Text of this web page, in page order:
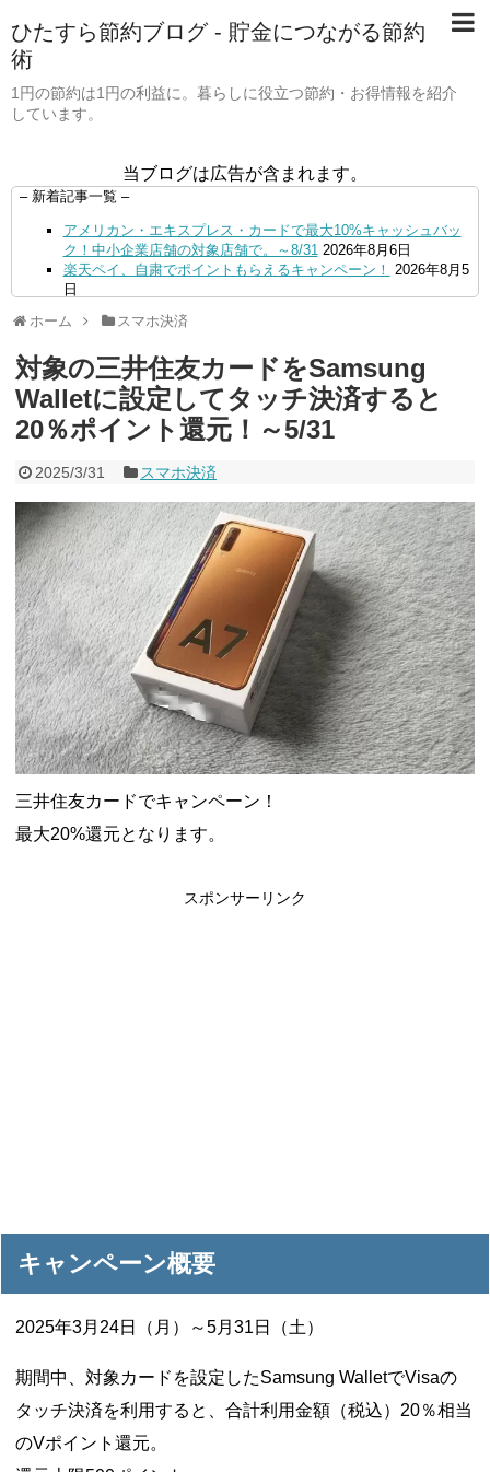
ひたすら節約ブログ - 貯金につながる節約
術
1円の節約は1円の利益に。暮らしに役立つ節約・お得情報を紹介
しています。
当ブログは広告が含まれます。
– 新着記事一覧 –
アメリカン・エキスプレス・カードで最大10%キャッシュバッ
ク！中小企業店舗の対象店舗で。～8/31 2026年8月6日
楽天ペイ、自粛でポイントもらえるキャンペーン！ 2026年8月5
日
元！
2026年8月5日
ードチャージすると5%還元に！ 2026年8月4日
PayPayで500ptもらえる！対象地銀の口座追加などの条件達成
で。9/30まで 2026年8月4日
三井住友カード、はま寿司、ココス、オリーブの丘などでVポイ
ント最大10％還元！さらにVカードクーポンも併用可
月4日
ャンペーン！8/31まで 2026年8月3日
ドコモの銀行で預金残高を10万円以上増加で最大10億dポイント
山分けキャンペーン！～10/31
2026年8月3日
デジタルギフト改悪でいろいろ手数料徴収へ！8/3～ 2026年8月
1日
PayPayポイント→Vポイント交換でストア限定の制限を消す方
法 2026年8月1日
Vポイントpay利用で最大10%還元！8/31まで 2026年8月1日
V NEOBANK改悪！還元率1.25%に、チャージ系対象外へ！11
月から 2026年8月1日
ドットマネーが再開！8/12から。でも未完了のポイント有効期
限が8月末まで？ 2026年7月31日
【2026年夏】dポイント交換キャンペーンが見逃せない！最大
15%増量のチャンス。8/1~31あたりまで 2026年7月31日
チャージで抽選。8/31まで 2026年7月29日
ホーム スマホ決済
対象の三井住友カードをSamsung
Walletに設定してタッチ決済すると
20％ポイント還元！～5/31
2025/3/31 スマホ決済
三井住友カードでキャンペーン！
最大20%還元となります。
スポンサーリンク
キャンペーン概要
2025年3月24日（月）～5月31日（土）
期間中、対象カードを設定したSamsung WalletでVisaの
タッチ決済を利用すると、合計利用金額（税込）20％相当
のVポイント還元。